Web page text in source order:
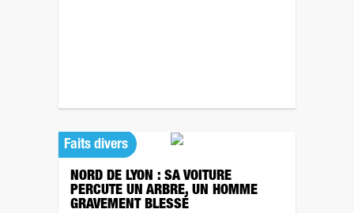
Faits divers
NORD DE LYON : SA VOITURE
PERCUTE UN ARBRE, UN HOMME
GRAVEMENT BLESSÉ